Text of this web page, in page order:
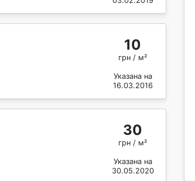
10
грн / м²
Указана на
16.03.2016
30
грн / м²
Указана на
30.05.2020